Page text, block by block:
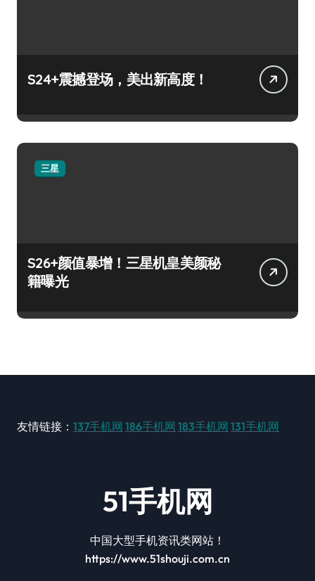
S24+震撼登场，美出新高度！
三星
S26+颜值暴增！三星机皇美颜秘
籍曝光
友情链接： 137手机网 186手机网 183手机网 131手机网
51手机网
中国大型手机资讯类网站！
https://www.51shouji.com.cn